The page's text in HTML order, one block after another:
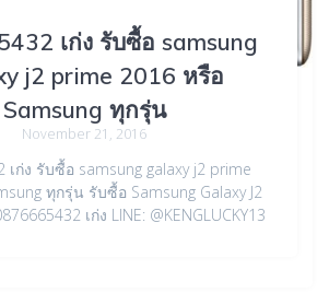
เก่ง รับซื้อ samsung
j2 prime 2016 หรือ
Samsung ทุกรุ่น
November 21, 2016
เก่ง รับซื้อ samsung galaxy j2 prime
ทุกรุ่น รับซื้อ Samsung Galaxy J2
เก่ง LINE: @KENGLUCKY13